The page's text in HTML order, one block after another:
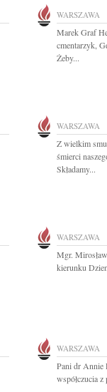
WARSZAWA
Marek Graf
cmentarzyk,
Żeby...
WARSZAWA
Z wielkim
śmierci
Składamy...
WARSZAWA
Mgr.
kierunku
WARSZAWA
Pani dr Annie
współczucia